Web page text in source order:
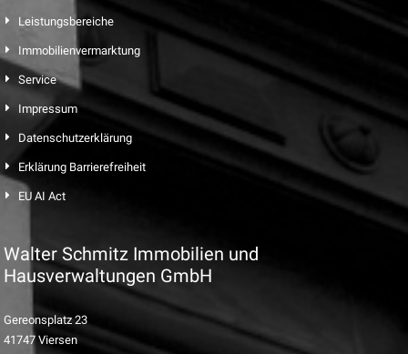
Leistungsbereiche
Immobilienvermarktung
Service
Impressum
Datenschutzerklärung
Erklärung Barrierefreiheit
EU AI Act
Walter Schmitz Immobilien und
Hausverwaltungen GmbH
Gereonsplatz 23
41747 Viersen